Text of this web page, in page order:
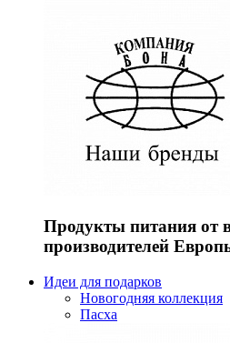
Продукты питания от
производителей
Идеи для подарков
Новогодняя коллекция
Пасха